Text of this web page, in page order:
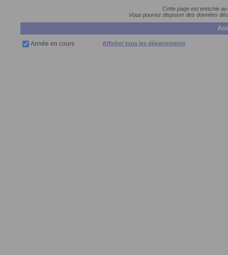
Cette page est enrichie
Vous pouvez disposer des données
Année en cours Afficher tous les départements